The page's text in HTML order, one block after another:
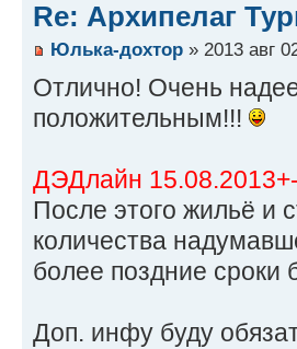
Re: Архипелаг
Юлька-дохтор » 2013 авг
Отлично! Очень
положительным!!!
ДЭДлайн
После этого жильё и
количества
более поздние сроки
Доп. инфу буду